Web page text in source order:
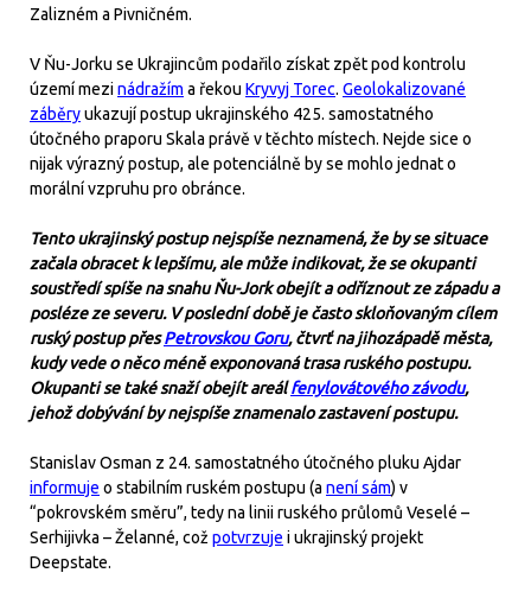
Zalizném a Pivničném.
V Ňu-Jorku se Ukrajincům podařilo získat zpět pod kontrolu
území mezinádražím a řekou Kryvyj Torec. Geolokalizované
záběryukazují postup ukrajinského 425. samostatného
útočného praporu Skala právě v těchto místech. Nejde sice o
nijak výrazný postup, ale potenciálně by se mohlo jednat o
morální vzpruhu pro obránce.
Tento ukrajinský postup nejspíše neznamená, že by se situace
začala obracet k lepšímu, ale může indikovat, že se okupanti
soustředí spíše na snahu Ňu-Jork obejít a odříznout ze západu a
posléze ze severu. V poslední době je často skloňovaným cílem
ruský postup přesPetrovskou Goru, čtvrť na jihozápadě města,
kudy vede o něco méně exponovaná trasa ruského postupu.
Okupanti se také snaží obejít areálfenylovátového závodu,
jehož dobývání by nejspíše znamenalo zastavení postupu.
Stanislav Osman z 24. samostatného útočného pluku Ajdar
informuje o stabilním ruském postupu (a není sám) v
“pokrovském směru”, tedy na linii ruského průlomů Veselé –
Serhijivka – Želanné, což potvrzuje i ukrajinský projekt
Deepstate.